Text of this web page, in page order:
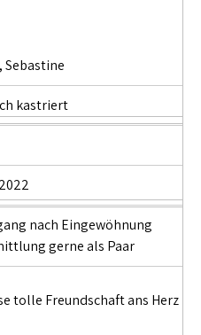
Sebastine
kastriert
nach Eingewöhnung
gerne als Paar
tolle Freundschaft ans Herz